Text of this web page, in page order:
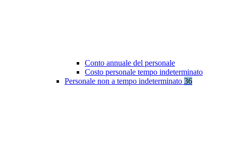
Conto annuale del personale
Costo personale tempo indeterminato
Personale non a tempo indeterminato 36